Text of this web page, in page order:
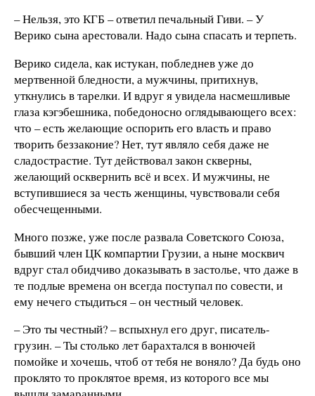
– Нельзя, это КГБ – ответил печальный Гиви. – У
Верико сына арестовали. Надо сына спасать и терпеть.
Верико сидела, как истукан, побледнев уже до
мертвенной бледности, а мужчины, притихнув,
уткнулись в тарелки. И вдруг я увидела насмешливые
глаза кэгэбешника, победоносно оглядывающего всех:
что – есть желающие оспорить его власть и право
творить беззаконие? Нет, тут являло себя даже не
сладострастие. Тут действовал закон скверны,
желающий осквернить всё и всех. И мужчины, не
вступившиеся за честь женщины, чувствовали себя
обесчещенными.
Много позже, уже после развала Советского Союза,
бывший член ЦК компартии Грузии, а ныне москвич
вдруг стал обидчиво доказывать в застолье, что даже в
те подлые времена он всегда поступал по совести, и
ему нечего стыдиться – он честный человек.
– Это ты честный? – вспыхнул его друг, писатель-
грузин. – Ты столько лет барахтался в вонючей
помойке и хочешь, чтоб от тебя не воняло? Да будь оно
проклято то проклятое время, из которого все мы